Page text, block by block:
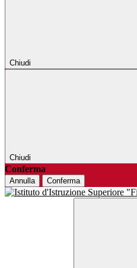
Chiudi
Chiudi
Conferma
Annulla Conferma